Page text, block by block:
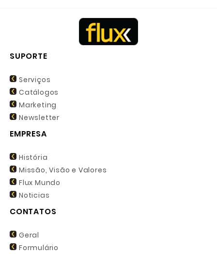
SUPORTE
Serviços
Catálogos
Marketing
Newsletter
EMPRESA
História
Missão, Visão e Valores
Flux Mundo
Noticias
CONTATOS
Geral
Formulário